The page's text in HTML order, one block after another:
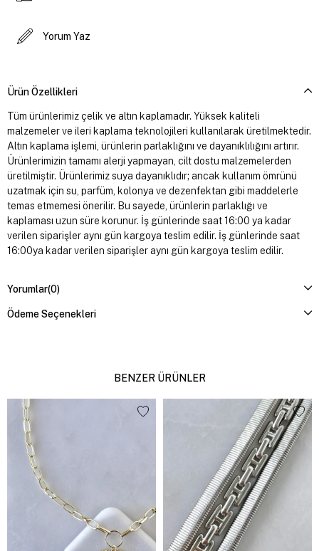
Yorum Yaz
Ürün Özellikleri
Tüm ürünlerimiz çelik ve altın kaplamadır. Yüksek kaliteli
malzemeler ve ileri kaplama teknolojileri kullanılarak üretilmektedir.
Altın kaplama işlemi, ürünlerin parlaklığını ve dayanıklılığını artırır.
Ürünlerimizin tamamı alerji yapmayan, cilt dostu malzemelerden
üretilmiştir. Ürünlerimiz suya dayanıklıdır; ancak kullanım ömrünü
uzatmak için su, parfüm, kolonya ve dezenfektan gibi maddelerle
temas etmemesi önerilir. Bu sayede, ürünlerin parlaklığı ve
kaplaması uzun süre korunur. İş günlerinde saat 16:00 ya kadar
verilen siparişler aynı gün kargoya teslim edilir. İş günlerinde saat
16:00ya kadar verilen siparişler aynı gün kargoya teslim edilir.
Yorumlar(0)
Ödeme Seçenekleri
BENZER ÜRÜNLER